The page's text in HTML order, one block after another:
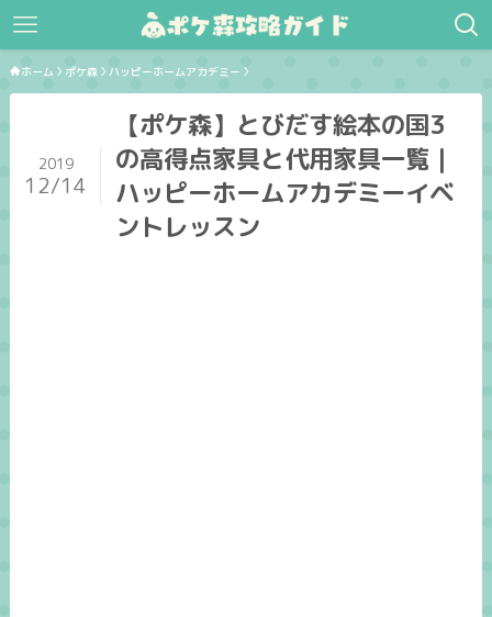
ホーム ポケ森 ハッピーホームアカデミー
【ポケ森】とびだす絵本の国3
の高得点家具と代用家具一覧｜
ハッピーホームアカデミーイベ
ントレッスン
2019
12/14